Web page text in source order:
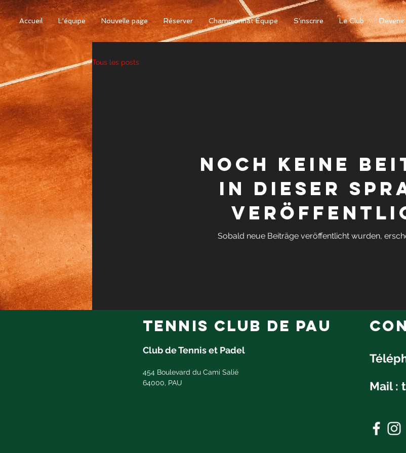
Accueil L'équipe Nouvelle page Réserver Championnat Équipe S'inscrire Le Club
Tous les posts
Noch keine
in dieser
Sobald neue Beiträge veröffentlicht wurden,
tennis club de pau
Club de Tennis et Padel
454 Boulevard du Cami Salié
64000, PAU
Mail :